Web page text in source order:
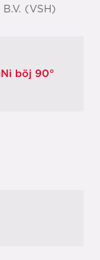
(VSH)
böj 90°